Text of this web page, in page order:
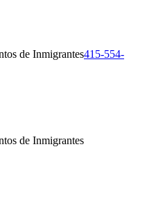
de Inmigrantes415-554-
de Inmigrantes